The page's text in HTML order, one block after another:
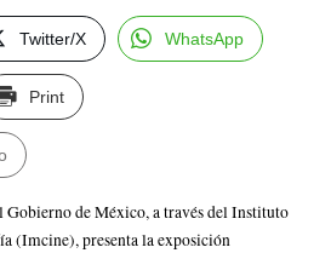
Twitter/X WhatsApp
Print
Gobierno de México, a través del Instituto
(Imcine), presenta la exposición